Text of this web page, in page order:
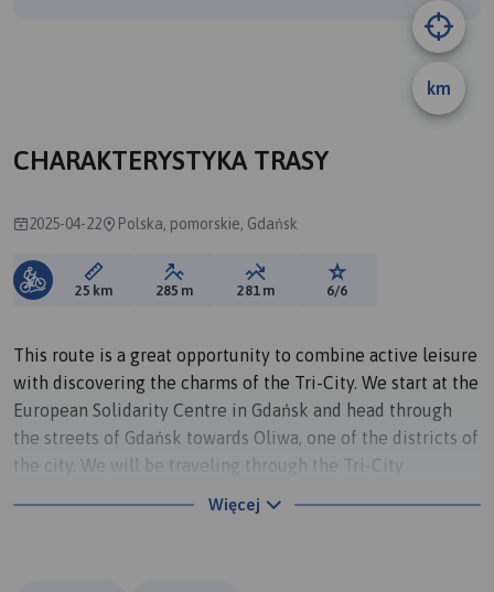
km
CHARAKTERYSTYKA TRASY
2025-04-22 Polska, pomorskie, Gdańsk
Długość trasy:
25 km Suma przewyższeń:
285 m Suma spadków:
281 m Ocena trasy:
6/6
This route is a great opportunity to combine active leisure
with discovering the charms of the Tri-City. We start at the
European Solidarity Centre in Gdańsk and head through
the streets of Gdańsk towards Oliwa, one of the districts of
the city. We will be traveling through the Tri-City
Więcej